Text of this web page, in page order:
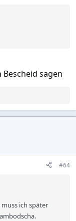
sagen
#64
ich später